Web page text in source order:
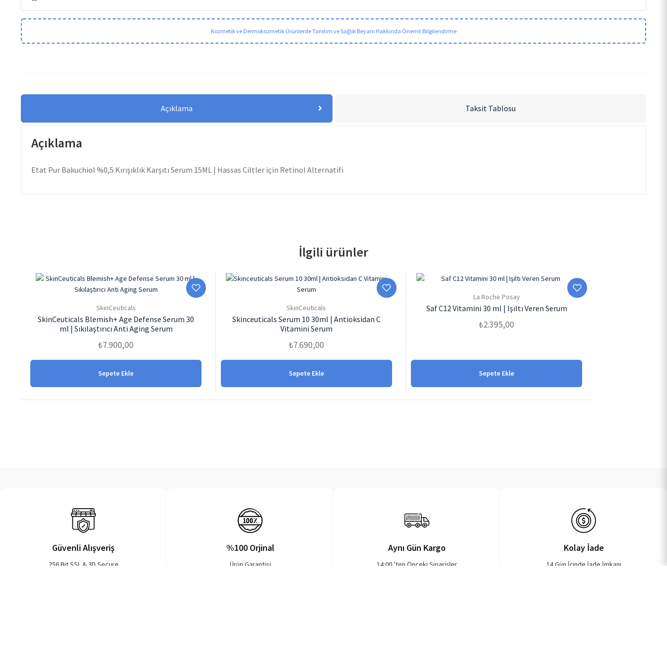
Kozmetik ve Dermokozmetik Ürünlerde Tanıtım ve Sağlık Beyanı Hakkında Önemli Bilgilendirme
Açıklama Taksit Tablosu
Açıklama
Etat Pur Bakuchiol %0,5 Kırışıklık Karşıtı Serum 15ML | Hassas Ciltler için Retinol Alternatifi
İlgili ürünler
SkinCeuticals
SkinCeuticals Blemish+ Age Defense Serum 30
ml | Sıkılaştırıcı Anti Aging Serum
₺7.900,00
Sepete Ekle
SkinCeuticals
Skinceuticals Serum 10 30ml | Antioksidan C
Vitamini Serum
₺7.690,00
Sepete Ekle
La Roche Posay
Saf C12 Vitamini 30 ml | Işıltı Veren Serum
₺2.395,00
Sepete Ekle
Güvenli Alışveriş
256 Bit SSL & 3D Secure
%100 Orjinal
Ürün Garantisi
Aynı Gün Kargo
14:00 ’ten Önceki Siparişler
Kolay İade
14 Gün İçinde İade İmkanı